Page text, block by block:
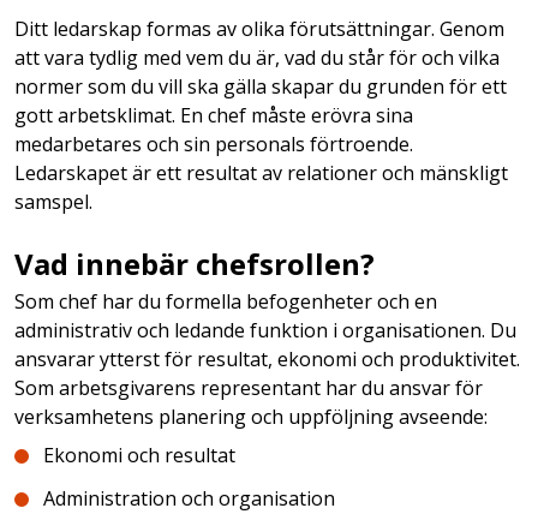
Ditt ledarskap formas av olika förutsättningar. Genom
att vara tydlig med vem du är, vad du står för och vilka
normer som du vill ska gälla skapar du grunden för ett
gott arbetsklimat. En chef måste erövra sina
medarbetares och sin personals förtroende.
Ledarskapet är ett resultat av relationer och mänskligt
samspel.
Vad innebär chefsrollen?
Som chef har du formella befogenheter och en
administrativ och ledande funktion i organisationen. Du
ansvarar ytterst för resultat, ekonomi och produktivitet.
Som arbetsgivarens representant har du ansvar för
verksamhetens planering och uppföljning avseende:
Ekonomi och resultat
Administration och organisation